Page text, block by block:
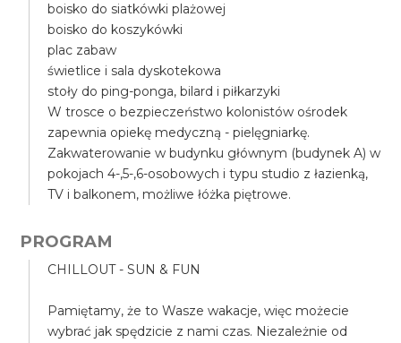
boisko do siatkówki plażowej
boisko do koszykówki
plac zabaw
świetlice i sala dyskotekowa
stoły do ping-ponga, bilard i piłkarzyki
W trosce o bezpieczeństwo kolonistów ośrodek
zapewnia opiekę medyczną - pielęgniarkę.
Zakwaterowanie w budynku głównym (budynek A) w
pokojach 4-,5-,6-osobowych i typu studio z łazienką,
TV i balkonem, możliwe łóżka piętrowe.
PROGRAM
CHILLOUT - SUN & FUN
Pamiętamy, że to Wasze wakacje, więc możecie
wybrać jak spędzicie z nami czas. Niezależnie od